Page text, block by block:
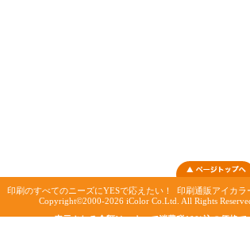
印刷のすべてのニーズにYESで応えたい！ 印刷通販アイカラ
Copyright©2000-2026 iColor Co.Ltd. All Rights
表示される金額は、すべて消費税10%込の価格で